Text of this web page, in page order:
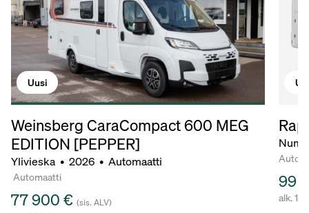
Uusi
Weinsberg CaraCompact 600 MEG
EDITION [PEPPER]
Ylivieska • 2026 • Automaatti
Automaatti
77 900 € (sis. ALV)
99
alk.